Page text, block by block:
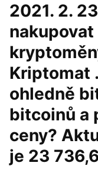
2021. 2.
Kriptomat
ohledně
bitcoinů a
ceny?
je 23